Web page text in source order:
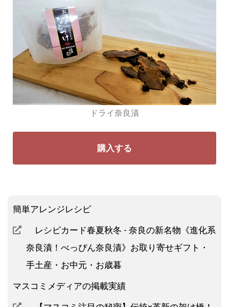
ドライ奈良漬
購入する
簡単アレンジレシピ
レシピカード春夏秋冬 - 奈良の新名物《進化系
奈良漬！べっぴん奈良漬》お取り寄せギフト・
手土産・お中元・お歳暮
マスコミメディアの掲載実績